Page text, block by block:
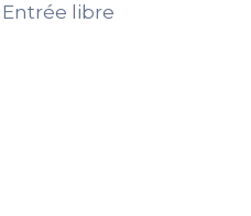
Entrée libre